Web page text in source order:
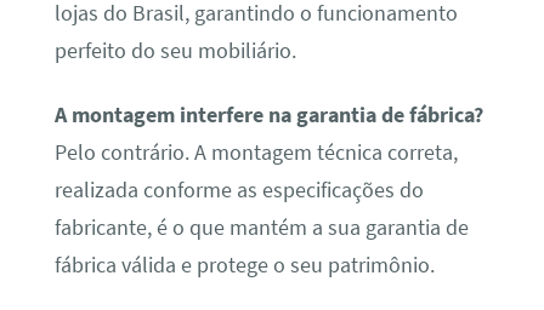
lojas do Brasil, garantindo o funcionamento
perfeito do seu mobiliário.
A montagem interfere na garantia de fábrica?
Pelo contrário. A montagem técnica correta,
realizada conforme as especificações do
fabricante, é o que mantém a sua garantia de
fábrica válida e protege o seu patrimônio.